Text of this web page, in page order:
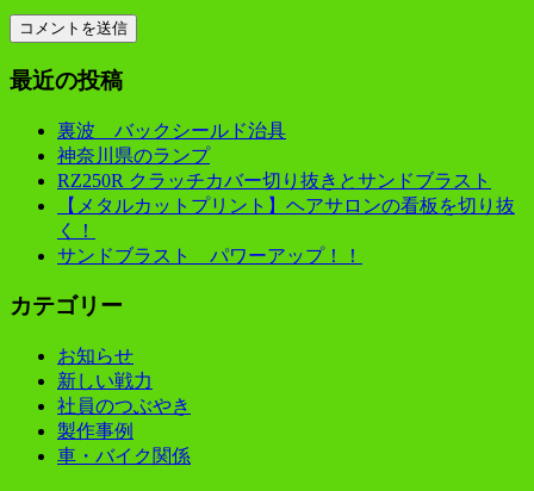
最近の投稿
裏波 バックシールド治具
神奈川県のランプ
RZ250R クラッチカバー切り抜きとサンドブラスト
【メタルカットプリント】ヘアサロンの看板を切り抜
く！
サンドブラスト パワーアップ！！
カテゴリー
お知らせ
新しい戦力
社員のつぶやき
製作事例
車・バイク関係